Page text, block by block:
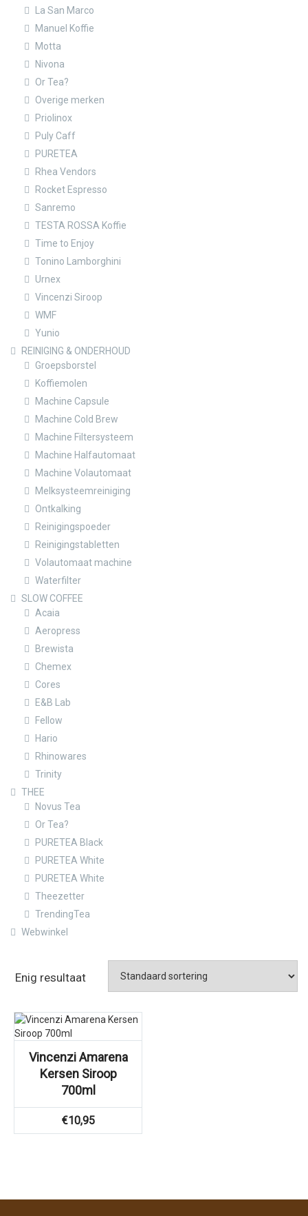
La San Marco
Manuel Koffie
Motta
Nivona
Or Tea?
Overige merken
Priolinox
Puly Caff
PURETEA
Rhea Vendors
Rocket Espresso
Sanremo
TESTA ROSSA Koffie
Time to Enjoy
Tonino Lamborghini
Urnex
Vincenzi Siroop
WMF
Yunio
REINIGING & ONDERHOUD
Groepsborstel
Koffiemolen
Machine Capsule
Machine Cold Brew
Machine Filtersysteem
Machine Halfautomaat
Machine Volautomaat
Melksysteemreiniging
Ontkalking
Reinigingspoeder
Reinigingstabletten
Volautomaat machine
Waterfilter
SLOW COFFEE
Acaia
Aeropress
Brewista
Chemex
Cores
E&B Lab
Fellow
Hario
Rhinowares
Trinity
THEE
Novus Tea
Or Tea?
PURETEA Black
PURETEA White
PURETEA White
Theezetter
TrendingTea
Webwinkel
Enig resultaat
Vincenzi Amarena
Kersen Siroop
700ml
€10,95